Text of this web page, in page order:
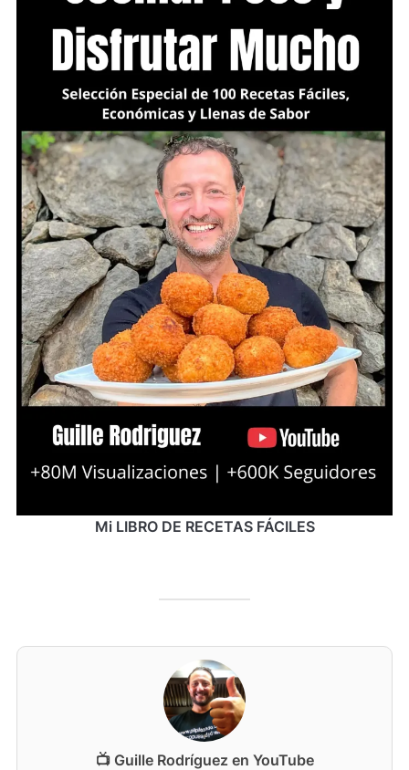
Mi LIBRO DE RECETAS FÁCILES
📺 Guille Rodríguez en YouTube